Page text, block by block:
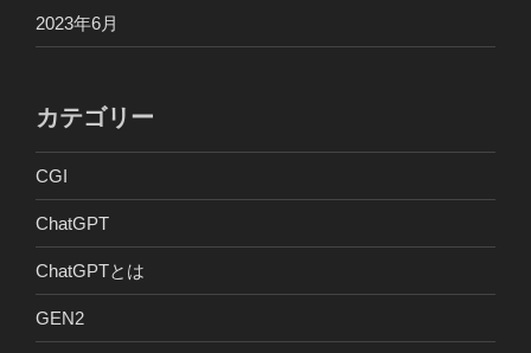
2023年6月
カテゴリー
CGI
ChatGPT
ChatGPTとは
GEN2